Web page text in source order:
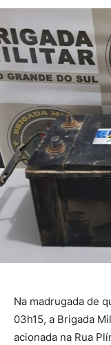
Na madrugada de
03h15, a Brigada
acionada na Rua